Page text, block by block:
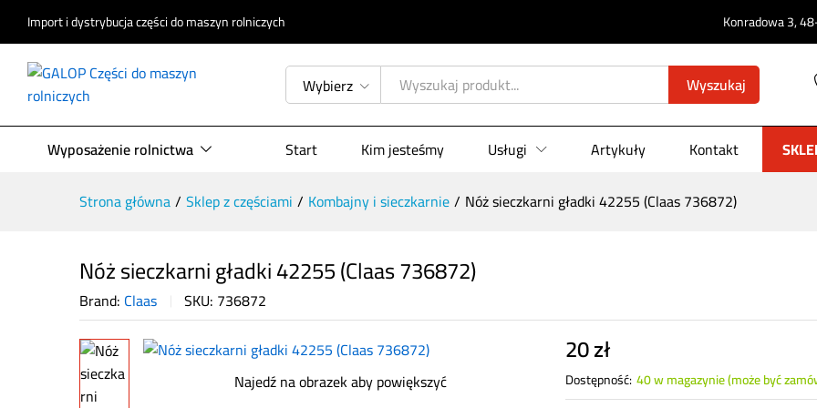
Import i dystrybucja części do maszyn rolniczych Konradowa 3,
Wybierz Wyszukaj
Wyposażenie rolnictwa Start Kim jesteśmy Usługi Artykuły Kontakt
Strona główna/ Sklep z częściami / Kombajny i sieczkarnie/ Nóż sieczkarni gładki 42255 (Claas 736872)
Nóż sieczkarni gładki 42255 (Claas 736872)
Brand: Claas SKU: 736872
Najedź na obrazek aby powiększyć
20zł
Dostępność:40 w magazynie (może być
Nóż sieczkarni gładki 42255 (Claas 736872)
Opis produktu Specyfikacja Opinie (0)